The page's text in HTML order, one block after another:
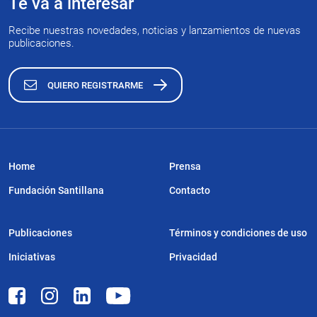
Recibe nuestras novedades, noticias y lanzamientos de nuevas
publicaciones.
QUIERO REGISTRARME
Home
Fundación Santillana
Publicaciones
Iniciativas
Prensa
Contacto
Términos y condiciones de uso
Privacidad